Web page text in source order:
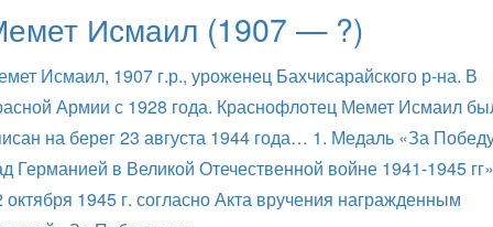
Исмаил (1907 — ?)
Исмаил, 1907 г.р., уроженец Бахчисарайского р-на. В
Армии с 1928 года. Краснофлотец Мемет Исмаил
на берег 23 августа 1944 года… 1. Медаль «За
Германией в Великой Отечественной войне 1941-1945 гг»
октября 1945 г. согласно Акта вручения награжденным